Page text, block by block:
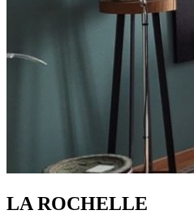
LA ROCHELLE